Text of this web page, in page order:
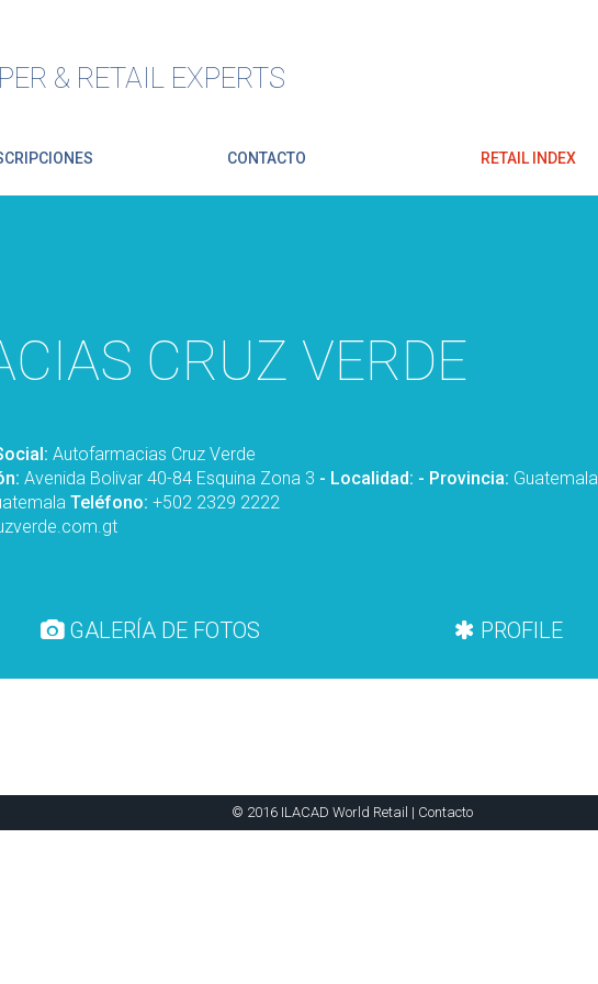
& RETAIL EXPERTS
CONTACTO RETAIL INDEX
CRUZ VERDE
Autofarmacias Cruz Verde
Avenida Bolivar 40-84 Esquina Zona 3 - Localidad: - Provincia: Guatemala
Teléfono: +502 2329 2222
GALERÍA DE FOTOS PROFILE
© 2016 ILACAD World Retail | Contacto